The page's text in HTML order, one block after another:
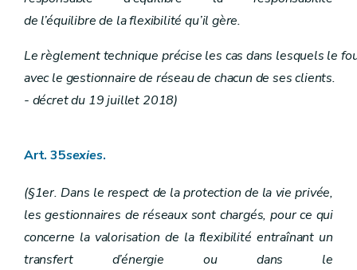
de l’équilibre de la flexibilité qu’il gère.
Le règlement technique précise les cas dans lesquels le
avec le gestionnaire de réseau de chacun de ses clients.
- décret du 19 juillet 2018)
Art. 35sexies.
(§1er. Dans le respect de la protection de la vie privée,
les gestionnaires de réseaux sont chargés, pour ce qui
concerne la valorisation de la flexibilité entraînant un
transfert d’énergie ou dans le